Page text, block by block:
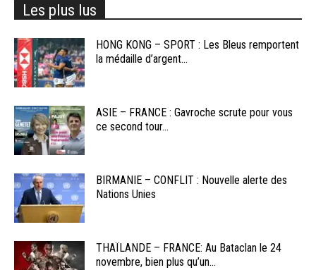
Les plus lus
HONG KONG – SPORT : Les Bleus remportent
la médaille d’argent...
ASIE – FRANCE : Gavroche scrute pour vous
ce second tour...
BIRMANIE – CONFLIT : Nouvelle alerte des
Nations Unies
THAÏLANDE – FRANCE: Au Bataclan le 24
novembre, bien plus qu’un...